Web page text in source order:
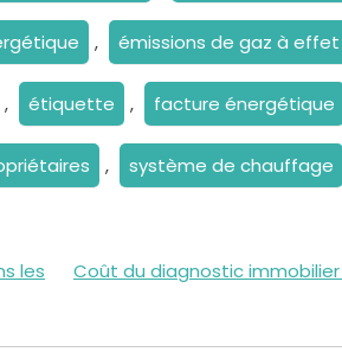
, émissions de gaz à
, étiquette , facture énergétique
, système de chauffage
les
Coût du diagnostic